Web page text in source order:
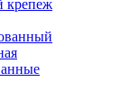
крепеж